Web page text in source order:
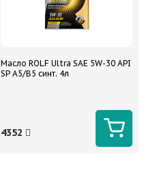
Масло ROLF Ultra SAE 5W-30 API
SP A5/B5 синт. 4л
4352